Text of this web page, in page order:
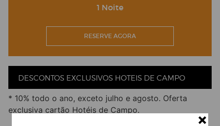
1 Noite
RESERVE AGORA
DESCONTOS EXCLUSIVOS HOTEIS DE CAMPO
* 10% todo o ano, exceto julho e agosto. Oferta
exclusiva cartão Hotéis de Campo.